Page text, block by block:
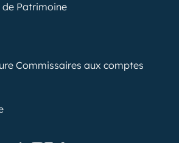
de Patrimoine
Commissaires aux comptes